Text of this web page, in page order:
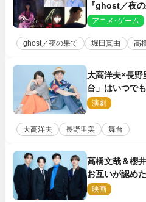
『ghost／夜
できない沢山
アニメ･ゲーム
ghost／夜の果て 堀田真由 高
大高洋夫×長
台」はいつで
他の方たちと
演劇
大高洋夫 長野里美 舞台
高橋文哉＆櫻
お互いが認め
ク』で築いた
映画